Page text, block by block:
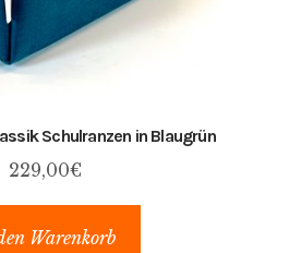
Schulranzen in Blaugrün
229,00€
Warenkorb